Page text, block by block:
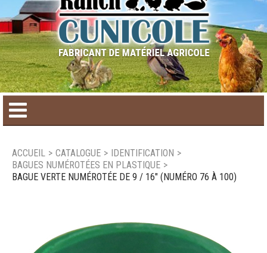
Catalogue de produit
ACCUEIL > CATALOGUE > IDENTIFICATION >
BAGUES NUMÉROTÉES EN PLASTIQUE >
BAGUE VERTE NUMÉROTÉE DE 9 / 16" (NUMÉRO 76 À 100)